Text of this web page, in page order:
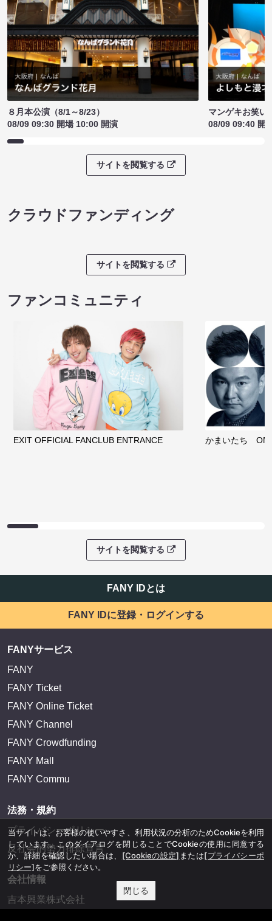
８月本公演（8/1～8/23）
08/09 09:30 開場 10:00 開演
マンゲキお笑い
08/09 09:40 開
サイトを閲覧する
クラウドファンディング
サイトを閲覧する
ファンコミュニティ
EXIT OFFICIAL FANCLUB ENTRANCE かまいたち
サイトを閲覧する
FANY IDとは
FANY IDに登録・ログインする
FANYサービス
FANY
FANY Ticket
FANY Online Ticket
FANY Channel
FANY Crowdfunding
FANY Mall
FANY Commu
法務・規約
プライバシーポリシー
反社会的勢力排除宣言
会社情報
吉本興業株式会社
当サイトは、お客様の使いやすさ、利用状況の分析のためCookieを利用
しています。このダイアログを閉じることでCookieの使用に同意する
か、詳細を確認したい場合は、 [Cookieの設定] または[プライバシーポ
リシー]をご参照ください。
閉じる